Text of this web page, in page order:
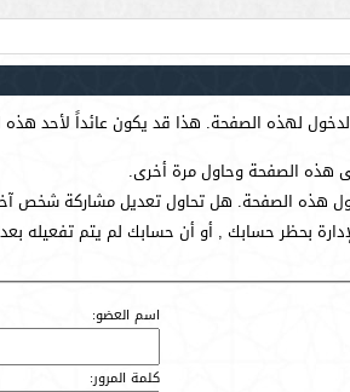
لهذه الصفحة. هذا قد يكون عائداً لأحد هذه
هذه الصفحة وحاول مرة أخرى.
هذه الصفحة. هل تحاول تعديل مشاركة شخص
بحظر حسابك , أو أن حسابك لم يتم تفعيله
اسم العضو:
كلمة المرور: